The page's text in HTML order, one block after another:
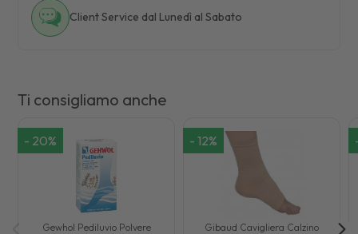
Client Service dal Lunedì al Sabato
Ti consigliamo anche
- 20%
Gewhol Pediluvio Polvere
- 12%
Gibaud Cavigliera Calzino